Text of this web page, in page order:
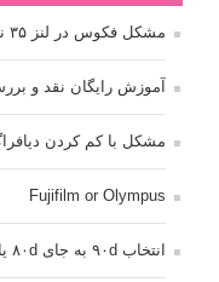
مشکل فکوس در لنز ۳۵ نیکون
آموزش رایگان نقد و
مشکل با کم کردن
Fujifilm or Olympus
انتخاب ۹۰d به جای ۸۰d یا خرید لنز؟